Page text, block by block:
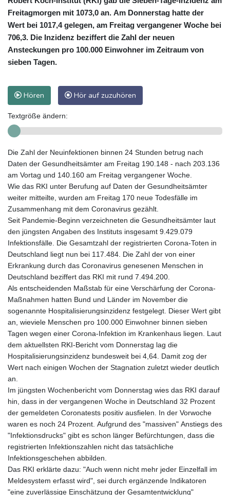
Freitagmorgen mit 1073,0 an. Am Donnerstag hatte der
Wert bei 1017,4 gelegen, am Freitag vergangener Woche bei
706,3. Die Inzidenz beziffert die Zahl der neuen
Ansteckungen pro 100.000 Einwohner im Zeitraum von
sieben Tagen.
Hören Hör auf zuzuhören
Textgröße ändern:
Die Zahl der Neuinfektionen binnen 24 Stunden betrug nach
Daten der Gesundheitsämter am Freitag 190.148 - nach 203.136
am Vortag und 140.160 am Freitag vergangener Woche.
Wie das RKI unter Berufung auf Daten der Gesundheitsämter
weiter mitteilte, wurden am Freitag 170 neue Todesfälle im
Zusammenhang mit dem Coronavirus gezählt.
Seit Pandemie-Beginn verzeichneten die Gesundheitsämter laut
den jüngsten Angaben des Instituts insgesamt 9.429.079
Infektionsfälle. Die Gesamtzahl der registrierten Corona-Toten in
Deutschland liegt nun bei 117.484. Die Zahl der von einer
Erkrankung durch das Coronavirus genesenen Menschen in
Deutschland beziffert das RKI mit rund 7.494.200.
Als entscheidenden Maßstab für eine Verschärfung der Corona-
Maßnahmen hatten Bund und Länder im November die
sogenannte Hospitalisierungsinzidenz festgelegt. Dieser Wert gibt
an, wieviele Menschen pro 100.000 Einwohner binnen sieben
Tagen wegen einer Corona-Infektion im Krankenhaus liegen. Laut
dem aktuellsten RKI-Bericht vom Donnerstag lag die
Hospitalisierungsinzidenz bundesweit bei 4,64. Damit zog der
Wert nach einigen Wochen der Stagnation zuletzt wieder deutlich
an.
Im jüngsten Wochenbericht vom Donnerstag wies das RKI darauf
hin, dass in der vergangenen Woche in Deutschland 32 Prozent
der gemeldeten Coronatests positiv ausfielen. In der Vorwoche
waren es noch 24 Prozent. Aufgrund des "massiven" Anstiegs des
"Infektionsdrucks" gibt es schon länger Befürchtungen, dass die
registrierten Infektionszahlen nicht das tatsächliche
Infektionsgeschehen abbilden.
Das RKI erklärte dazu: "Auch wenn nicht mehr jeder Einzelfall im
Meldesystem erfasst wird", sei durch ergänzende Indikatoren
"eine zuverlässige Einschätzung der Gesamtentwicklung"